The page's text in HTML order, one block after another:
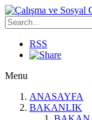
RSS
Menu
ANASAYFA
BAKANLIK